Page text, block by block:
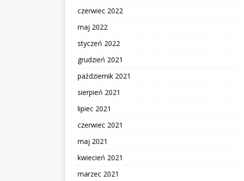
czerwiec 2022
maj 2022
styczeń 2022
grudzień 2021
październik 2021
sierpień 2021
lipiec 2021
czerwiec 2021
maj 2021
kwiecień 2021
marzec 2021